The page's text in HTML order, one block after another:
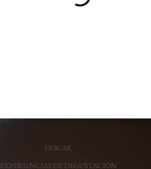
HOGAR
EXPERIENCIAS DE DEGUSTACIÓN